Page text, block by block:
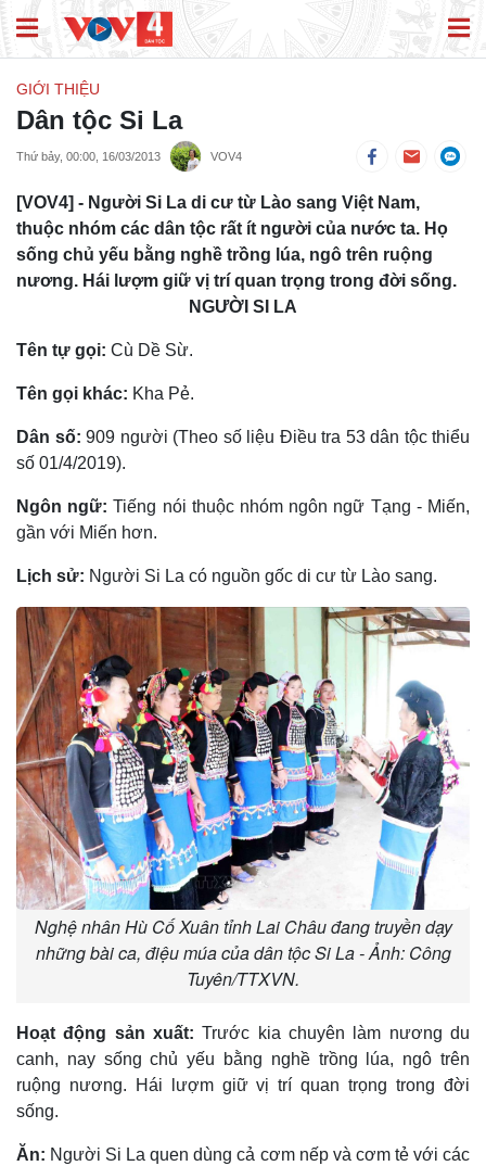
GIỚI THIỆU
Dân tộc Si La
Thứ bảy, 00:00, 16/03/2013 VOV4
[VOV4] - Người Si La di cư từ Lào sang Việt Nam,
thuộc nhóm các dân tộc rất ít người của nước ta. Họ
sống chủ yếu bằng nghề trồng lúa, ngô trên ruộng
nương. Hái lượm giữ vị trí quan trọng trong đời sống.
NGƯỜI SI LA
Tên tự gọi: Cù Dề Sừ.
Tên gọi khác: Kha Pẻ.
Dân số: 909 người (Theo số liệu Điều tra 53 dân tộc thiểu
số 01/4/2019).
Ngôn ngữ:Tiếng nói thuộc nhóm ngôn ngữ Tạng - Miến,
gần với Miến hơn.
Lịch sử: Người Si La có nguồn gốc di cư từ Lào sang.
Nghệ nhân Hù Cố Xuân tỉnh Lai Châu đang truyền dạy
những bài ca, điệu múa của dân tộc Si La - Ảnh: Công
Tuyên/TTXVN.
Hoạt động sản xuất:Trước kia chuyên làm nương du
canh, nay sống chủ yếu bằng nghề trồng lúa, ngô trên
ruộng nương. Hái lượm giữ vị trí quan trọng trong đời
sống.
Ăn: Người Si La quen dùng cả cơm nếp và cơm tẻ với các